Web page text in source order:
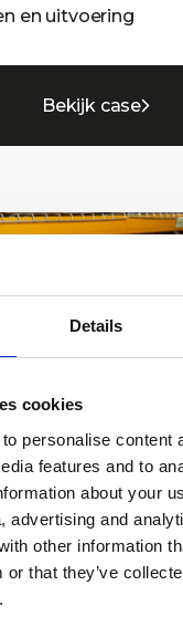
Details
cookies
personalise content
features and to
about your
advertising and
other information
or that they’ve
en uitvoering
Bekijk case
Broek
voor